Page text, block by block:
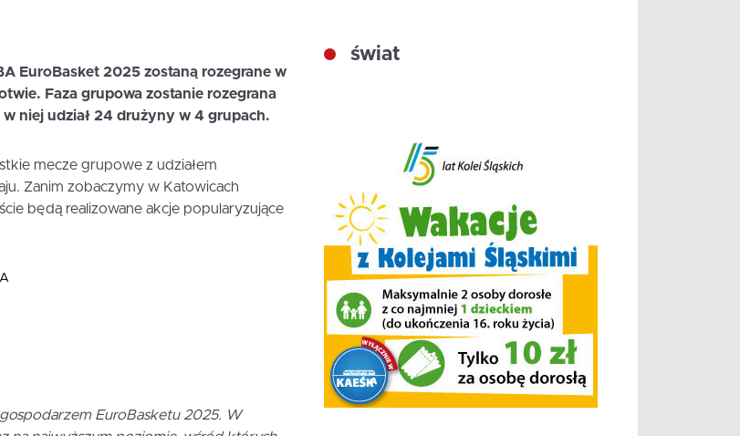
EuroBasket 2025 zostaną rozegrane w
Faza grupowa zostanie rozegrana
niej udział 24 drużyny w 4 grupach.
mecze grupowe z udziałem
Zanim zobaczymy w Katowicach
będą realizowane akcje popularyzujące
EuroBasketu 2025. W
świat